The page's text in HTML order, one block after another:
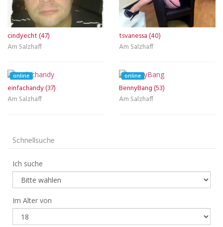
cindyecht (47)
Am Salzhaff
tsvanessa (40)
Am Salzhaff
online
einfachandy (37)
Am Salzhaff
online
BennyBang (53)
Am Salzhaff
Schnellsuche
Ich suche
Im Alter von